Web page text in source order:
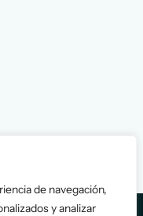
de navegación,
y analizar